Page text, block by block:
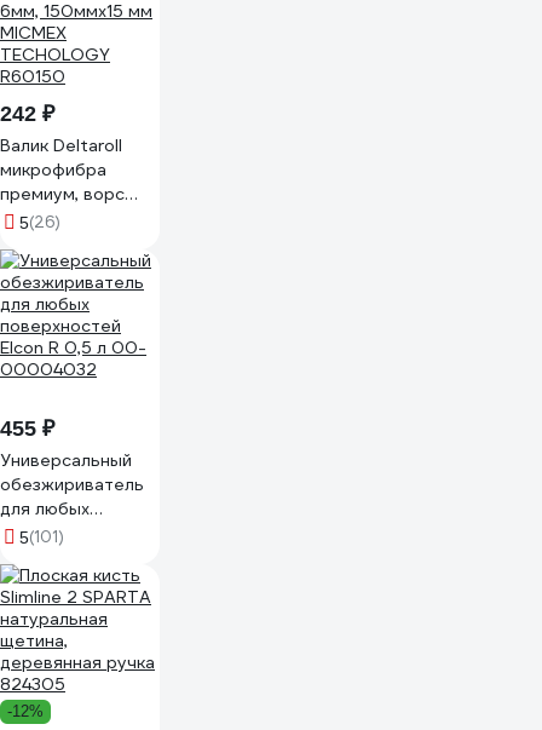
242 ₽
Валик Deltaroll
микрофибра
премиум, ворс
6мм, 150ммх15 мм
TECHOLOGY
R60150
5(26)
455 ₽
Универсальный
обезжириватель
для любых
поверхностей
00004032
5(101)
-12%